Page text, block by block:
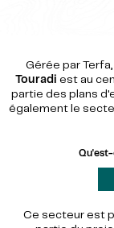
Gérée par Terfa,
Touradi est au
partie des plans
également le
Ce secteur est